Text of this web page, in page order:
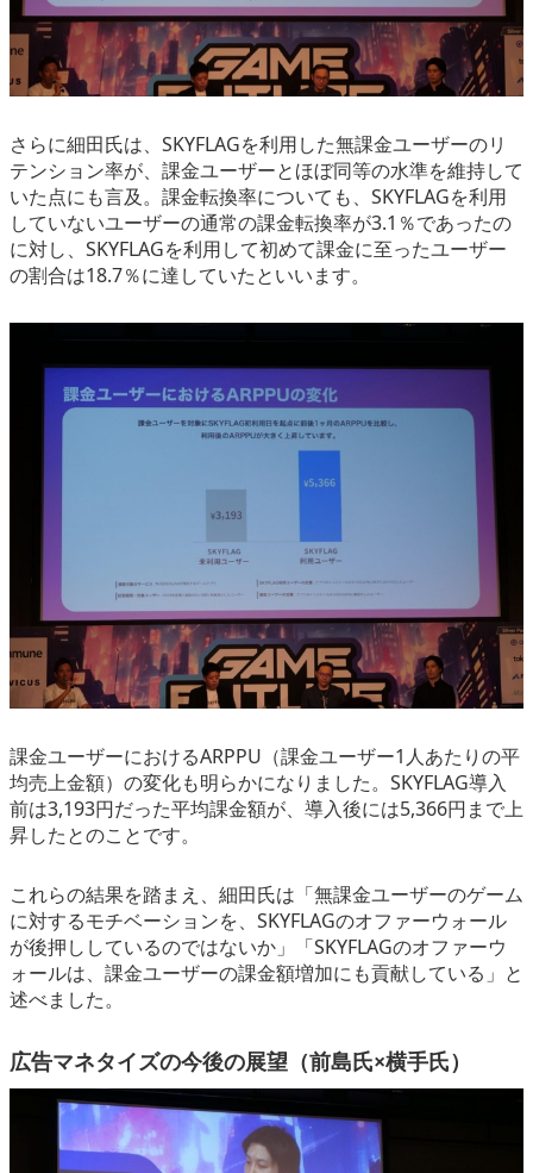
さらに細田氏は、SKYFLAGを利用した無課金ユーザーのリ
テンション率が、課金ユーザーとほぼ同等の水準を維持して
いた点にも言及。課金転換率についても、SKYFLAGを利用
していないユーザーの通常の課金転換率が3.1％であったの
に対し、SKYFLAGを利用して初めて課金に至ったユーザー
の割合は18.7％に達していたといいます。
課金ユーザーにおけるARPPU（課金ユーザー1人あたりの平
均売上金額）の変化も明らかになりました。SKYFLAG導入
前は3,193円だった平均課金額が、導入後には5,366円まで上
昇したとのことです。
これらの結果を踏まえ、細田氏は「無課金ユーザーのゲーム
に対するモチベーションを、SKYFLAGのオファーウォール
が後押ししているのではないか」「SKYFLAGのオファーウ
ォールは、課金ユーザーの課金額増加にも貢献している」と
述べました。
広告マネタイズの今後の展望（前島氏×横手氏）